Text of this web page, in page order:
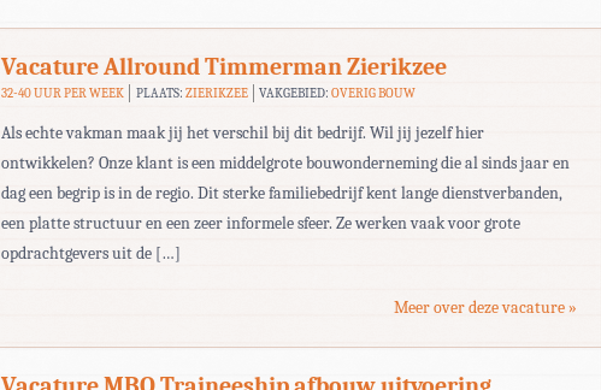
Vacature Allround Timmerman Zierikzee
32-40 UUR PER WEEK PLAATS: ZIERIKZEE VAKGEBIED:OVERIG BOUW
Als echte vakman maak jij het verschil bij dit bedrijf. Wil jij jezelf hier
ontwikkelen? Onze klant is een middelgrote bouwonderneming die al sinds jaar en
dag een begrip is in de regio. Dit sterke familiebedrijf kent lange dienstverbanden,
een platte structuur en een zeer informele sfeer. Ze werken vaak voor grote
opdrachtgevers uit de […]
Meer over deze vacature »